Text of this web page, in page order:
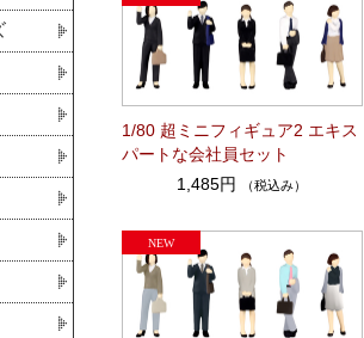
1/80 超ミニフィギュア2 エキス
パートな会社員セット
1,485円
（税込み）